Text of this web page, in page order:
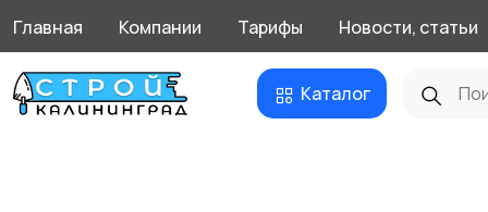
Главная Компании Тарифы Новости, статьи
Каталог